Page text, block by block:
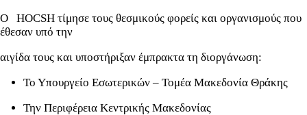
Ο HOCSH τίμησε τους θεσμικούς φορείς και οργανισμούς που
έθεσαν υπό την
αιγίδα τους και υποστήριξαν έμπρακτα τη διοργάνωση:
Το Υπουργείο Εσωτερικών – Τομέα Μακεδονία Θράκης
Την Περιφέρεια Κεντρικής Μακεδονίας